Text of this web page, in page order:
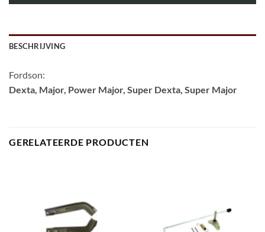
BESCHRIJVING
Fordson:
Dexta, Major, Power Major, Super Dexta, Super Major
GERELATEERDE PRODUCTEN